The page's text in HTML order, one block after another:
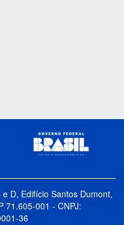
D, Edifício Santos Dumont,
71.605-001 - CNPJ:
36